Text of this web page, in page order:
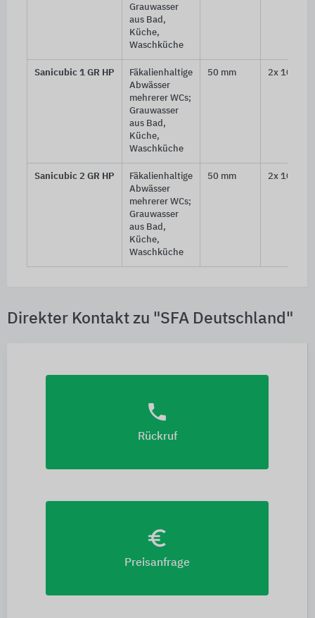
Grauwasser
aus Bad,
Küche,
Waschküche
Sanicubic 1 GR HP
Fäkalienhaltige
Abwässer
mehrerer WCs;
Grauwasser
aus Bad,
Küche,
Waschküche
50 mm 2x 100 mm
Sanicubic 2 GR HP
Fäkalienhaltige
Abwässer
mehrerer WCs;
Grauwasser
aus Bad,
Küche,
Waschküche
50 mm 2x 100 mm
Direkter Kontakt zu "SFA Deutschland"
phone
Rückruf
euro_symbol
Preisanfrage